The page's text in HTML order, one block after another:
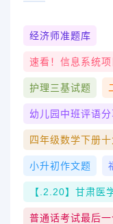
经济师准题库
速看！信息系统
护理三基试题
幼儿园中班评语分
四年级数学下册
小升初作文题
【.2.20】甘肃医
普通话考试最后